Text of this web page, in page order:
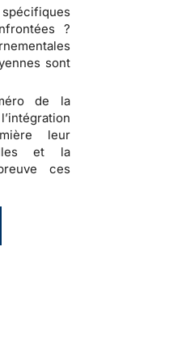
?
sont
de la
leur
et la
ces